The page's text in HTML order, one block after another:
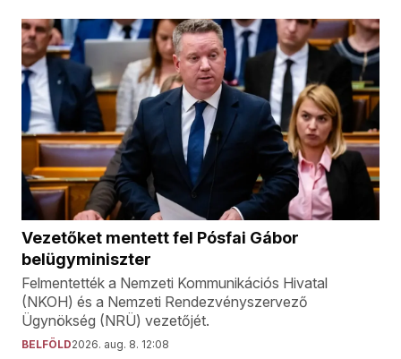
Vezetőket mentett fel Pósfai Gábor
belügyminiszter
Felmentették a Nemzeti Kommunikációs Hivatal
(NKOH) és a Nemzeti Rendezvényszervező
Ügynökség (NRÜ) vezetőjét.
BELFÖLD2026. aug. 8. 12:08